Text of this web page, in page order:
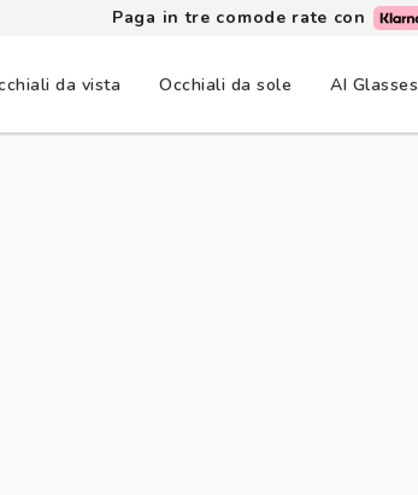
Paga in tre comode rate con
da vista Occhiali da sole AI Glasses